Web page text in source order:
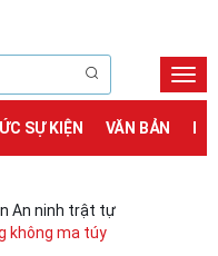
SỰ KIỆN VĂN BẢN
An ninh trật tự
không ma túy